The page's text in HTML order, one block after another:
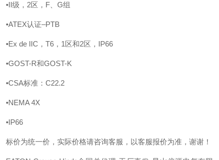
•II级，2区，F、G组
•ATEX认证–PTB
•Ex de IIC，T6，1区和2区，IP66
•GOST-R和GOST-K
•CSA标准：C22.2
•NEMA 4X
•IP66
标价为统一价，实际价格请咨询客服，以客服报价为准，谢谢！